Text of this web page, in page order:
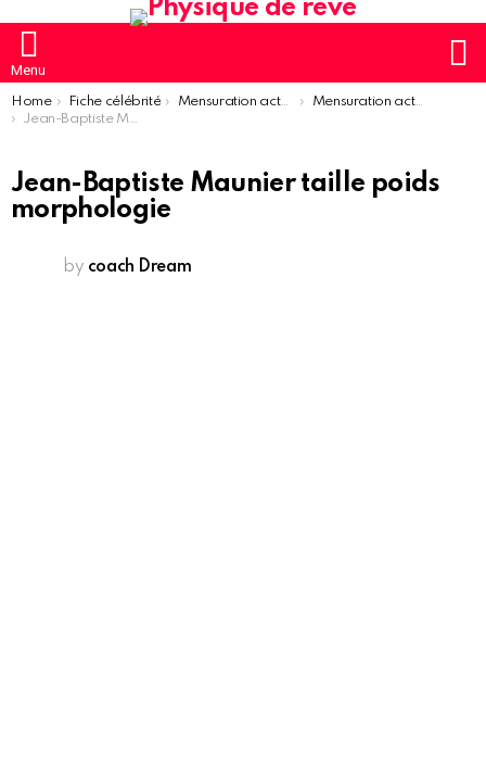
Menu
You are here:
Home Fiche célébrité Mensuration acteur
Mensuration acteur homme
Jean-Baptiste Maunier taille poids morphologie
Jean-Baptiste Maunier taille poids
morphologie
by coach Dream